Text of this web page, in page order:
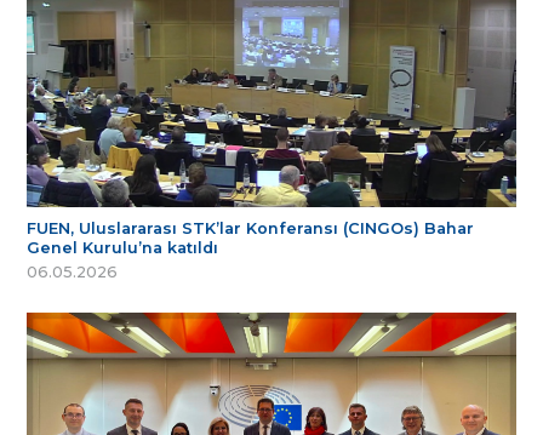
FUEN, Uluslararası STK’lar Konferansı (CINGOs) Bahar
Genel Kurulu’na katıldı
06.05.2026